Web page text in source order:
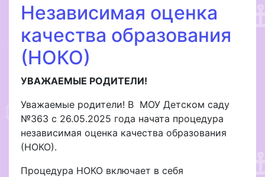
Независимая оценка
качества образования
(НОКО)
УВАЖАЕМЫЕ РОДИТЕЛИ!
Уважаемые родители! В МОУ Детском саду
№363 с 26.05.2025 года начата процедура
независимая оценка качества образования
(НОКО).
Процедура НОКО включает в себя